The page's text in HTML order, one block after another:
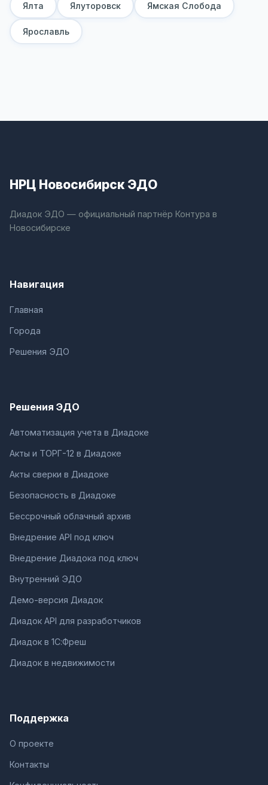
Ялта Ялуторовск Ямская Слобода
Ярославль
НРЦ Новосибирск ЭДО
Диадок ЭДО — официальный партнёр Контура в
Новосибирске
Навигация
Главная
Города
Решения ЭДО
Решения ЭДО
Автоматизация учета в Диадоке
Акты и ТОРГ-12 в Диадоке
Акты сверки в Диадоке
Безопасность в Диадоке
Бессрочный облачный архив
Внедрение API под ключ
Внедрение Диадока под ключ
Внутренний ЭДО
Демо-версия Диадок
Диадок API для разработчиков
Диадок в 1С:Фреш
Диадок в недвижимости
Поддержка
О проекте
Контакты